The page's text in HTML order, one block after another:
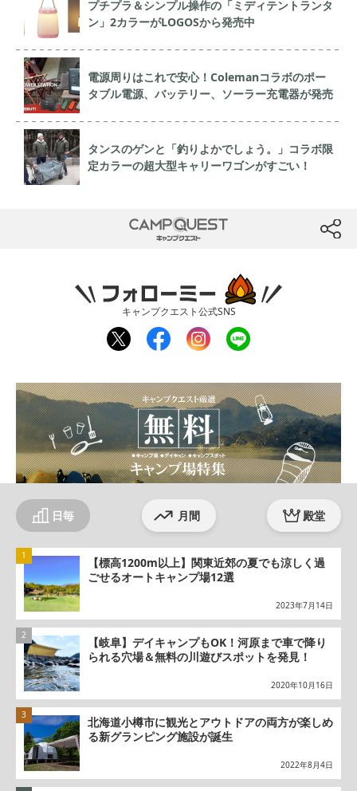
プチプラ＆シンプル操作の「ミディテントランタ
ン」2カラーがLOGOSから発売中
電源周りはこれで安心！Colemanコラボのポー
タブル電源、バッテリー、ソーラー充電器が発売
タンスのゲンと「釣りよかでしょう。」コラボ限
定カラーの超大型キャリーワゴンがすごい！
btn
CAMP QUEST
フォローミー
キャンプクエスト公式SNS
twit
ter
fac
ebo
inst
agr
line
日毎 月間 殿堂
【標高1200m以上】関東近郊の夏でも涼しく過
ごせるオートキャンプ場12選
2023年7月14日
【岐阜】デイキャンプもOK！河原まで車で降り
られる穴場＆無料の川遊びスポットを発見！
2020年10月16日
北海道小樽市に観光とアウトドアの両方が楽しめ
る新グランピング施設が誕生
2022年8月4日